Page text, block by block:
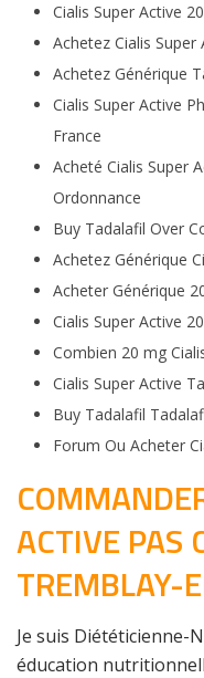
Cialis Super Active
Achetez Cialis
Achetez Générique
Cialis Super Active
France
Acheté Cialis Super
Ordonnance
Buy Tadalafil Over
Achetez Générique
Acheter Générique
Cialis Super Active
Combien 20 mg
Cialis Super Active
Buy Tadalafil
Forum Ou Acheter
ACTIVE PAS
TREMBLAY-
Je suis Diététicienne-
éducation